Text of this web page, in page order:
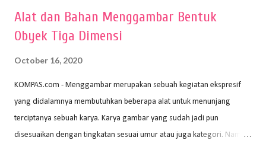
Alat dan Bahan Menggambar Bentuk
Obyek Tiga Dimensi
October 16, 2020
KOMPAS.com - Menggambar merupakan sebuah kegiatan ekspresif
yang didalamnya membutuhkan beberapa alat untuk menunjang
terciptanya sebuah karya. Karya gambar yang sudah jadi pun
disesuaikan dengan tingkatan sesuai umur atau juga kategori. Namun,